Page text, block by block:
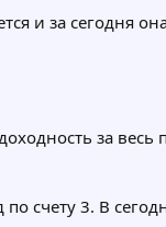
и за сегодня
за весь
счету 3. В